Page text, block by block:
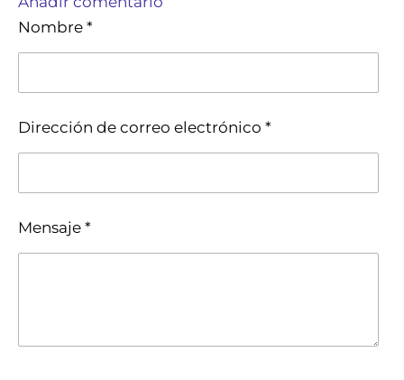
Nombre *
Dirección de correo electrónico *
Mensaje *